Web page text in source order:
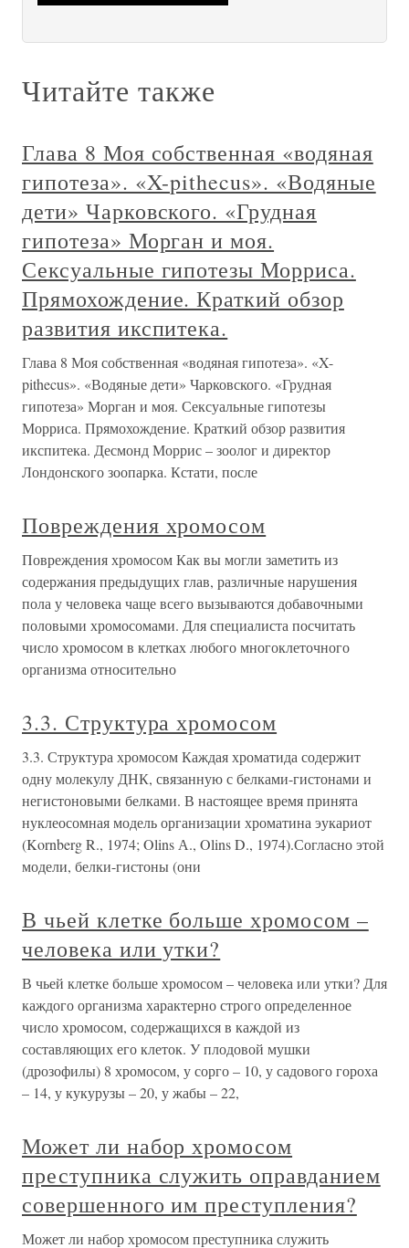
Читайте также
Глава 8 Моя собственная «водяная
гипотеза». «X-pithecus». «Водяные
дети» Чарковского. «Грудная
гипотеза» Морган и моя.
Сексуальные гипотезы Морриса.
Прямохождение. Краткий обзор
развития икспитека.
Глава 8 Моя собственная «водяная гипотеза». «X-
pithecus». «Водяные дети» Чарковского. «Грудная
гипотеза» Морган и моя. Сексуальные гипотезы
Морриса. Прямохождение. Краткий обзор развития
икспитека. Десмонд Моррис – зоолог и директор
Лондонского зоопарка. Кстати, после
Повреждения хромосом
Повреждения хромосом Как вы могли заметить из
содержания предыдущих глав, различные нарушения
пола у человека чаще всего вызываются добавочными
половыми хромосомами. Для специалиста посчитать
число хромосом в клетках любого многоклеточного
организма относительно
3.3. Структура хромосом
3.3. Структура хромосом Каждая хроматида содержит
одну молекулу ДНК, связанную с белками-гистонами и
негистоновыми белками. В настоящее время принята
нуклеосомная модель организации хроматина эукариот
(Kornberg R., 1974; Olins А., Olins D., 1974).Согласно этой
модели, белки-гистоны (они
В чьей клетке больше хромосом –
человека или утки?
В чьей клетке больше хромосом – человека или утки? Для
каждого организма характерно строго определенное
число хромосом, содержащихся в каждой из
составляющих его клеток. У плодовой мушки
(дрозофилы) 8 хромосом, у сорго – 10, у садового гороха
– 14, у кукурузы – 20, у жабы – 22,
Может ли набор хромосом
преступника служить оправданием
совершенного им преступления?
Может ли набор хромосом преступника служить